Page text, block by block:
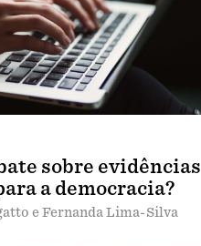
sobre evidências
a democracia?
e Fernanda Lima-Silva